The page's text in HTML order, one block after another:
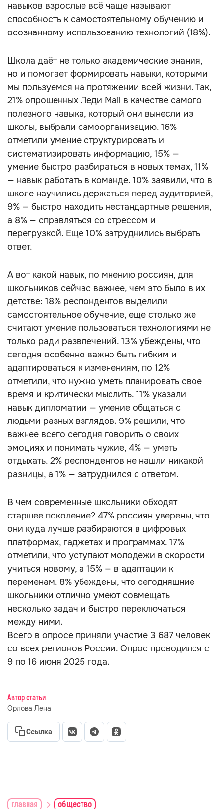
навыков взрослые всё чаще называют
способность к самостоятельному обучению и
осознанному использованию технологий (18%).
Школа даёт не только академические знания,
но и помогает формировать навыки, которыми
мы пользуемся на протяжении всей жизни. Так,
21% опрошенных Леди Mail в качестве самого
полезного навыка, который они вынесли из
школы, выбрали самоорганизацию. 16%
отметили умение структурировать и
систематизировать информацию, 15% —
умение быстро разбираться в новых темах, 11%
— навык работать в команде. 10% заявили, что в
школе научились держаться перед аудиторией,
9% — быстро находить нестандартные решения,
а 8% — справляться со стрессом и
перегрузкой. Еще 10% затруднились выбрать
ответ.
А вот какой навык, по мнению россиян, для
школьников сейчас важнее, чем это было в их
детстве: 18% респондентов выделили
самостоятельное обучение, еще столько же
считают умение пользоваться технологиями не
только ради развлечений. 13% убеждены, что
сегодня особенно важно быть гибким и
адаптироваться к изменениям, по 12%
отметили, что нужно уметь планировать свое
время и критически мыслить. 11% указали
навык дипломатии — умение общаться с
людьми разных взглядов. 9% решили, что
важнее всего сегодня говорить о своих
эмоциях и понимать чужие, 4% — уметь
отдыхать. 2% респондентов не нашли никакой
разницы, а 1% — затруднился с ответом.
В чем современные школьники обходят
старшее поколение? 47% россиян уверены, что
они куда лучше разбираются в цифровых
платформах, гаджетах и программах. 17%
отметили, что уступают молодежи в скорости
учиться новому, а 15% — в адаптации к
переменам. 8% убеждены, что сегодняшние
школьники отлично умеют совмещать
несколько задач и быстро переключаться
между ними.
Всего в опросе приняли участие 3 687 человек
со всех регионов России. Опрос проводился с
9 по 16 июня 2025 года.
Автор статьи
Орлова Лена
Ссылка
главная общество